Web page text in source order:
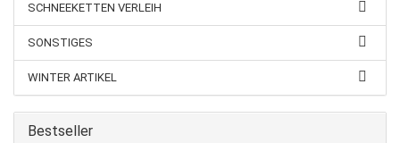
SCHNEEKETTEN VERLEIH
SONSTIGES
WINTER ARTIKEL
Bestseller